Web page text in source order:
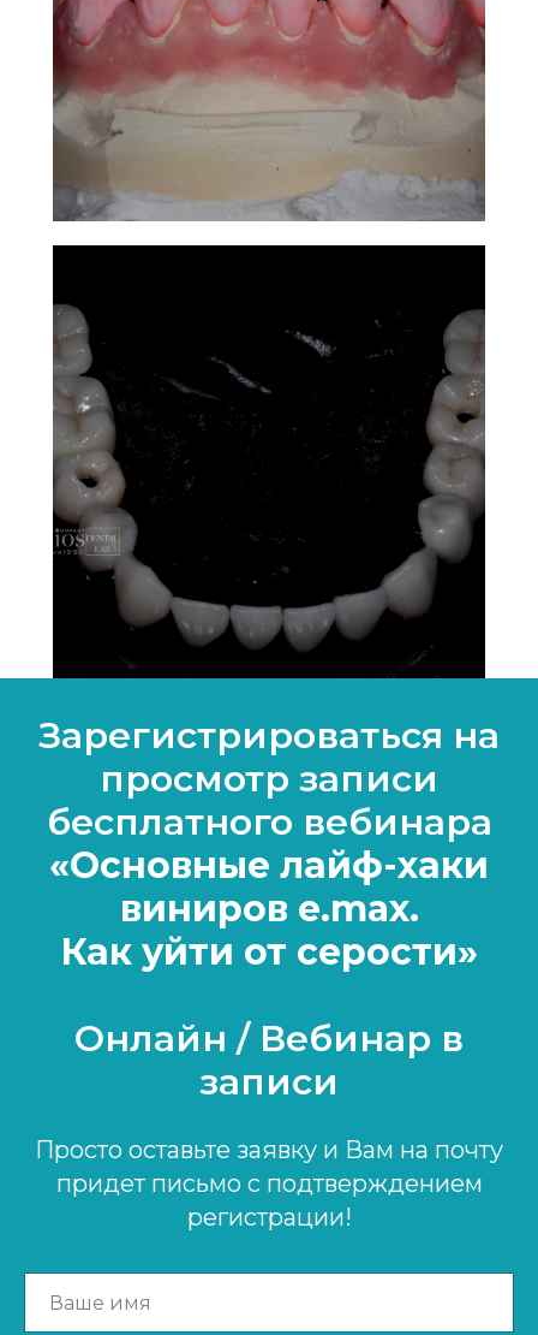
Зарегистрироваться на
просмотр записи
бесплатного вебинара
«Основные лайф-хаки
виниров e.max.
Как уйти от серости»
Онлайн / Вебинар в
записи
Просто оставьте заявку и Вам на почту
придет письмо с подтверждением
регистрации!